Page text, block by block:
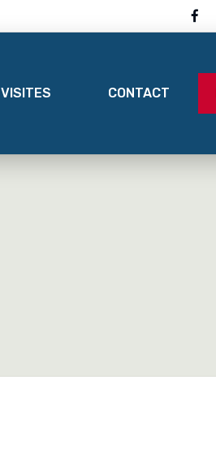
VISITES CONTACT